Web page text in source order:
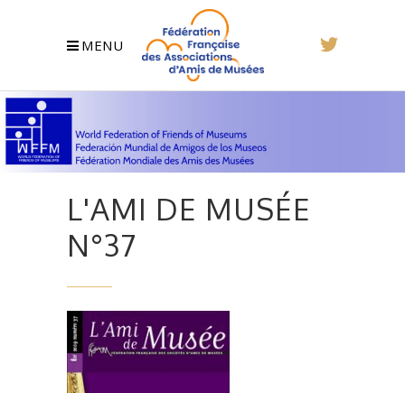
MENU
L'AMI DE MUSÉE
N°37